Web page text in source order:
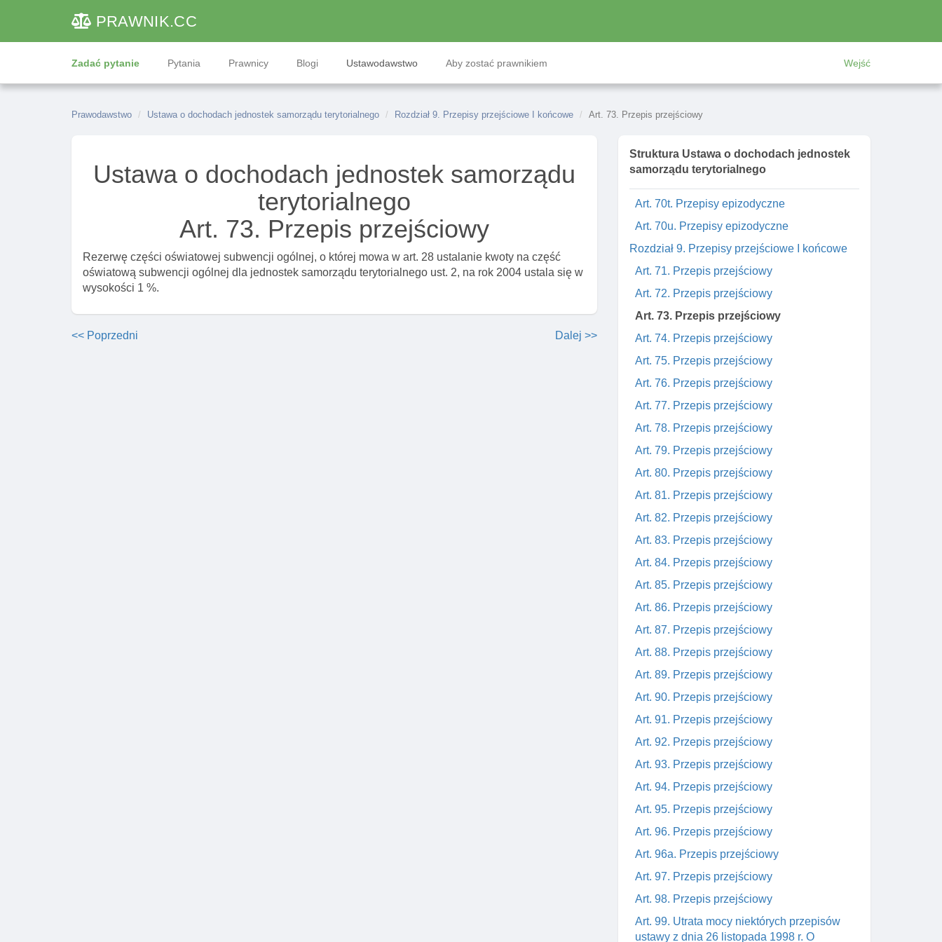
PRAWNIK.CC
Zadać pytanie Pytania Prawnicy Blogi Ustawodawstwo Aby zostać prawnikiem Wejść
Prawodawstwo Ustawa o dochodach jednostek samorządu terytorialnego Rozdział 9. Przepisy przejściowe I końcowe Art. 73. Przepis przejściowy
Ustawa o dochodach jednostek samorządu
terytorialnego
Art. 73. Przepis przejściowy
Rezerwę części oświatowej subwencji ogólnej, o której mowa w art. 28 ustalanie kwoty na część
oświatową subwencji ogólnej dla jednostek samorządu terytorialnego ust. 2, na rok 2004 ustala się w
wysokości 1 %.
<< Poprzedni Dalej >>
Struktura Ustawa o dochodach jednostek
samorządu terytorialnego
Art. 70o. Przepisy epizodyczne
Art. 70p. Przepisy epizodyczne
Art. 70r. Przepisy epizodyczne
Art. 70t. Przepisy epizodyczne
Art. 70u. Przepisy epizodyczne
Rozdział 9. Przepisy przejściowe I końcowe
Art. 71. Przepis przejściowy
Art. 72. Przepis przejściowy
Art. 73. Przepis przejściowy
Art. 74. Przepis przejściowy
Art. 75. Przepis przejściowy
Art. 76. Przepis przejściowy
Art. 77. Przepis przejściowy
Art. 78. Przepis przejściowy
Art. 79. Przepis przejściowy
Art. 80. Przepis przejściowy
Art. 81. Przepis przejściowy
Art. 82. Przepis przejściowy
Art. 83. Przepis przejściowy
Art. 84. Przepis przejściowy
Art. 85. Przepis przejściowy
Art. 86. Przepis przejściowy
Art. 87. Przepis przejściowy
Art. 88. Przepis przejściowy
Art. 89. Przepis przejściowy
Art. 90. Przepis przejściowy
Art. 91. Przepis przejściowy
Art. 92. Przepis przejściowy
Art. 93. Przepis przejściowy
Art. 94. Przepis przejściowy
Art. 95. Przepis przejściowy
Art. 96. Przepis przejściowy
Art. 96a. Przepis przejściowy
Art. 97. Przepis przejściowy
Art. 98. Przepis przejściowy
Art. 99. Utrata mocy niektórych przepisów
ustawy z dnia 26 listopada 1998 r. O